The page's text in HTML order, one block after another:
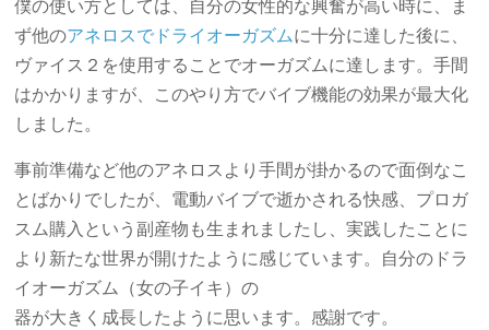
僕の使い方としては、自分の女性的な興奮が高い時に、ま
ず他のアネロスでドライオーガズムに十分に達した後に、
ヴァイス２を使用することでオーガズムに達します。手間
はかかりますが、このやり方でバイブ機能の効果が最大化
しました。
事前準備など他のアネロスより手間が掛かるので面倒なこ
とばかりでしたが、電動バイブで逝かされる快感、プロガ
スム購入という副産物も生まれましたし、実践したことに
より新たな世界が開けたように感じています。自分のドラ
イオーガズム（女の子イキ）の
器が大きく成長したように思います。感謝です。